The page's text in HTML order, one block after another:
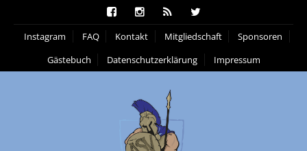
Instagram FAQ Kontakt Mitgliedschaft
Sponsoren
Gästebuch
Datenschutzerklärung Impressum